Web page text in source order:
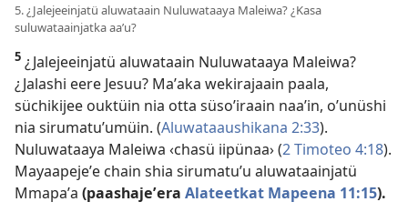
5. ¿Jalejeeinjatü aluwataain Nuluwataaya Maleiwa? ¿Kasa
suluwataainjatka aaʼu?
5 ¿Jalejeeinjatü aluwataain Nuluwataaya Maleiwa?
¿Jalashi eere Jesuu? Maʼaka wekirajaain paala,
süchikijee ouktüin nia otta süsoʼiraain naaʼin, oʼunüshi
nia sirumatuʼumüin. (Aluwataaushikana 2:33).
Nuluwataaya Maleiwa ‹chasü iipünaa› (2 Timoteo 4:18).
Mayaapejeʼe chain shia sirumatuʼu aluwataainjatü
Mmapaʼa (paashajeʼera Alateetkat Mapeena 11:15).